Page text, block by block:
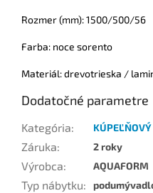
Rozmer (mm): 1500/500/56
Farba: noce sorento
Materiál: drevotrieska /
Dodatočné parametre
Kategória:
Záruka: 2 roky
Výrobca: AQUAFORM
Typ nábytku: